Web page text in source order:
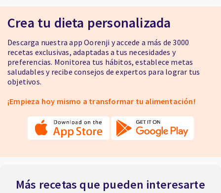
Crea tu dieta personalizada
Descarga nuestra app Oorenji y accede a más de 3000
recetas exclusivas, adaptadas a tus necesidades y
preferencias. Monitorea tus hábitos, establece metas
saludables y recibe consejos de expertos para lograr tus
objetivos.
¡Empieza hoy mismo a transformar tu alimentación!
Más recetas que pueden interesarte